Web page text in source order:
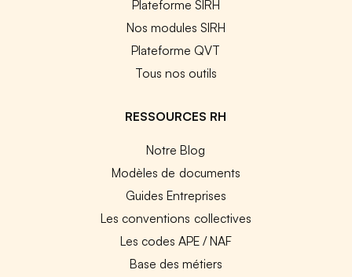
Plateforme SIRH
Nos modules SIRH
Plateforme QVT
Tous nos outils
RESSOURCES RH
Notre Blog
Modèles de documents
Guides Entreprises
Les conventions collectives
Les codes APE / NAF
Base des métiers